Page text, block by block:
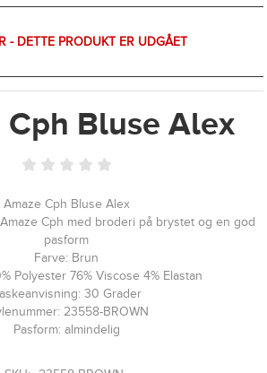
- DETTE PRODUKT ER UDGÅET
Cph Bluse Alex
Amaze Cph Bluse Alex
Cph med broderi på brystet og en god
pasform
Farve: Brun
Polyester 76% Viscose 4% Elastan
30 Grader
23558-BROWN
Pasform: almindelig